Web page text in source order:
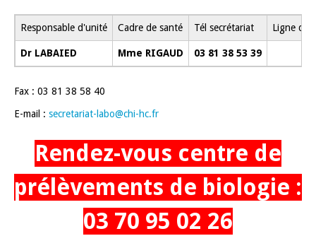
Responsable d'unité Cadre de santé Tél secrétariat Ligne
Dr LABAIED Mme RIGAUD 03 81 38 53 39
Fax : 03 81 38 58 40
E-mail : secretariat-labo@chi-hc.fr
Rendez-vous centre de
prélèvements de biologie :
03 70 95 02 26